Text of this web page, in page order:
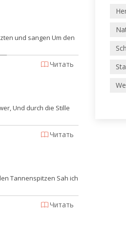
und sangen Um den
Читать
Und durch die Stille
Читать
Tannenspitzen Sah ich
Читать